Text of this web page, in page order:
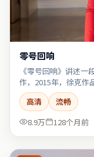
零号回响
《零号回响》讲述
作，2015年，徐克作
高清
流畅
8.9万
128个月前